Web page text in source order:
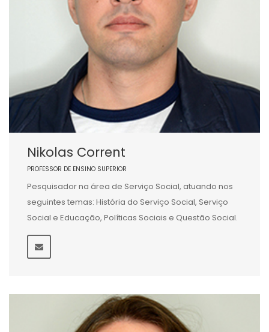
Nikolas Corrent
PROFESSOR DE ENSINO SUPERIOR
Pesquisador na área de Serviço Social, atuando nos
seguintes temas: História do Serviço Social, Serviço
Social e Educação, Políticas Sociais e Questão Social.